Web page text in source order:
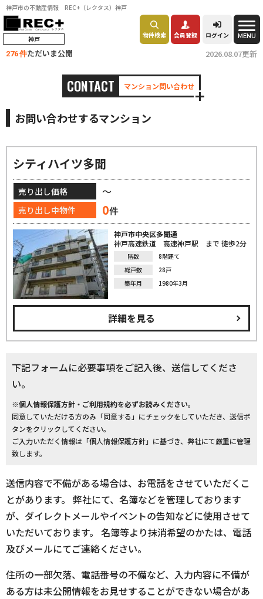
神戸市の不動産情報 REC+（レクタス）神戸
神戸 物件検索 会員登録 ログイン MENU
276 件ただいま公開 2026.08.07更新
CONTACT マンション問い合わせ
お問い合わせするマンション
シティハイツ多聞
売り出し価格 ～
売り出し中物件 0件
神戸市中央区多聞通
神戸高速鉄道 高速神戸駅 まで 徒歩2分
階数
8階建て
総戸数
28戸
築年月
1980年3月
詳細を見る
下記フォームに必要事項をご記入後、送信してくださ
い。
※個人情報保護方針・ご利用規約を必ずお読みください。
同意していただける方のみ「同意する」にチェックをしていただき、送信ボ
タンをクリックしてください。
ご入力いただく情報は「個人情報保護方針」に基づき、弊社にて厳重に管理
致します。
送信内容で不備がある場合は、お電話をさせていただくこ
とがあります。 弊社にて、名簿などを管理しております
が、ダイレクトメールやイベントの告知などに使用させて
いただいております。 名簿等より抹消希望のかたは、電話
及びメールにてご連絡ください。
住所の一部欠落、電話番号の不備など、入力内容に不備が
ある方は未公開情報をお見せすることができない場合があ